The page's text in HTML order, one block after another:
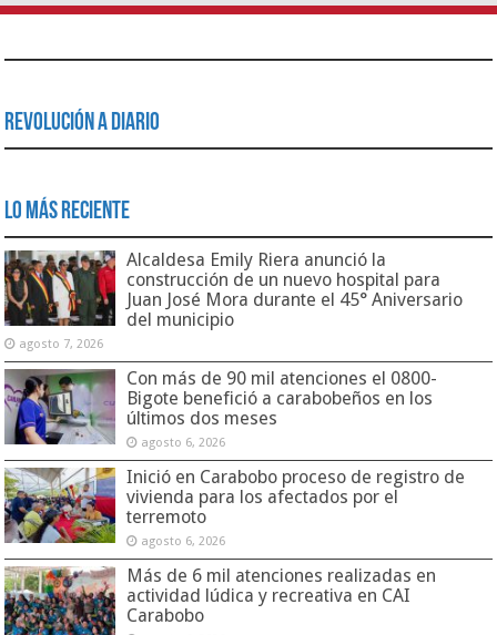
Revolución a Diario
Lo Más Reciente
Alcaldesa Emily Riera anunció la
construcción de un nuevo hospital para
Juan José Mora durante el 45° Aniversario
del municipio
agosto 7, 2026
Con más de 90 mil atenciones el 0800-
Bigote benefició a carabobeños en los
últimos dos meses
agosto 6, 2026
Inició en Carabobo proceso de registro de
vivienda para los afectados por el
terremoto
agosto 6, 2026
Más de 6 mil atenciones realizadas en
actividad lúdica y recreativa en CAI
Carabobo